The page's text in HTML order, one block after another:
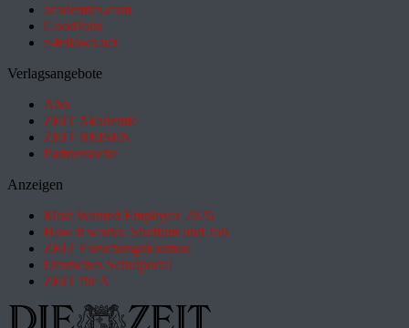
academics.com
GoodJobs
e-fellows.net
Verlagsangebote
Abo
ZEIT Akademie
ZEIT REISEN
Partnersuche
Anzeigen
Most Wanted Employer 2026
How it works: Studium und Job
ZEIT Forschungskosmos
Deutsches Schulportal
ZEIT für X